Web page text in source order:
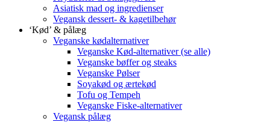
Asiatisk mad og ingredienser
Vegansk dessert- & kagetilbehør
‘Kød’ & pålæg
Veganske kødalternativer
Veganske Kød-alternativer (se alle)
Veganske bøffer og steaks
Veganske Pølser
Soyakød og ærtekød
Tofu og Tempeh
Veganske Fiske-alternativer
Vegansk pålæg